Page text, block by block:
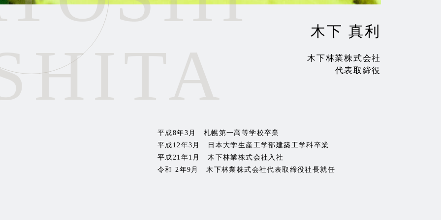
木下 真利
木下林業株式会社
代表取締役
平成8年3月 札幌第一高等学校卒業
平成12年3月 日本大学生産工学部建築工学科卒業
平成21年1月 木下林業株式会社入社
令和 2年9月 木下林業株式会社代表取締役社長就任